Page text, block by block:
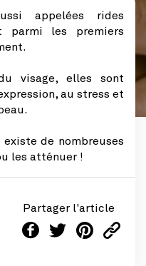
appelées rides
parmi les premiers
visage, elles sont
au stress et
de nombreuses
les atténuer !
Partager l'article